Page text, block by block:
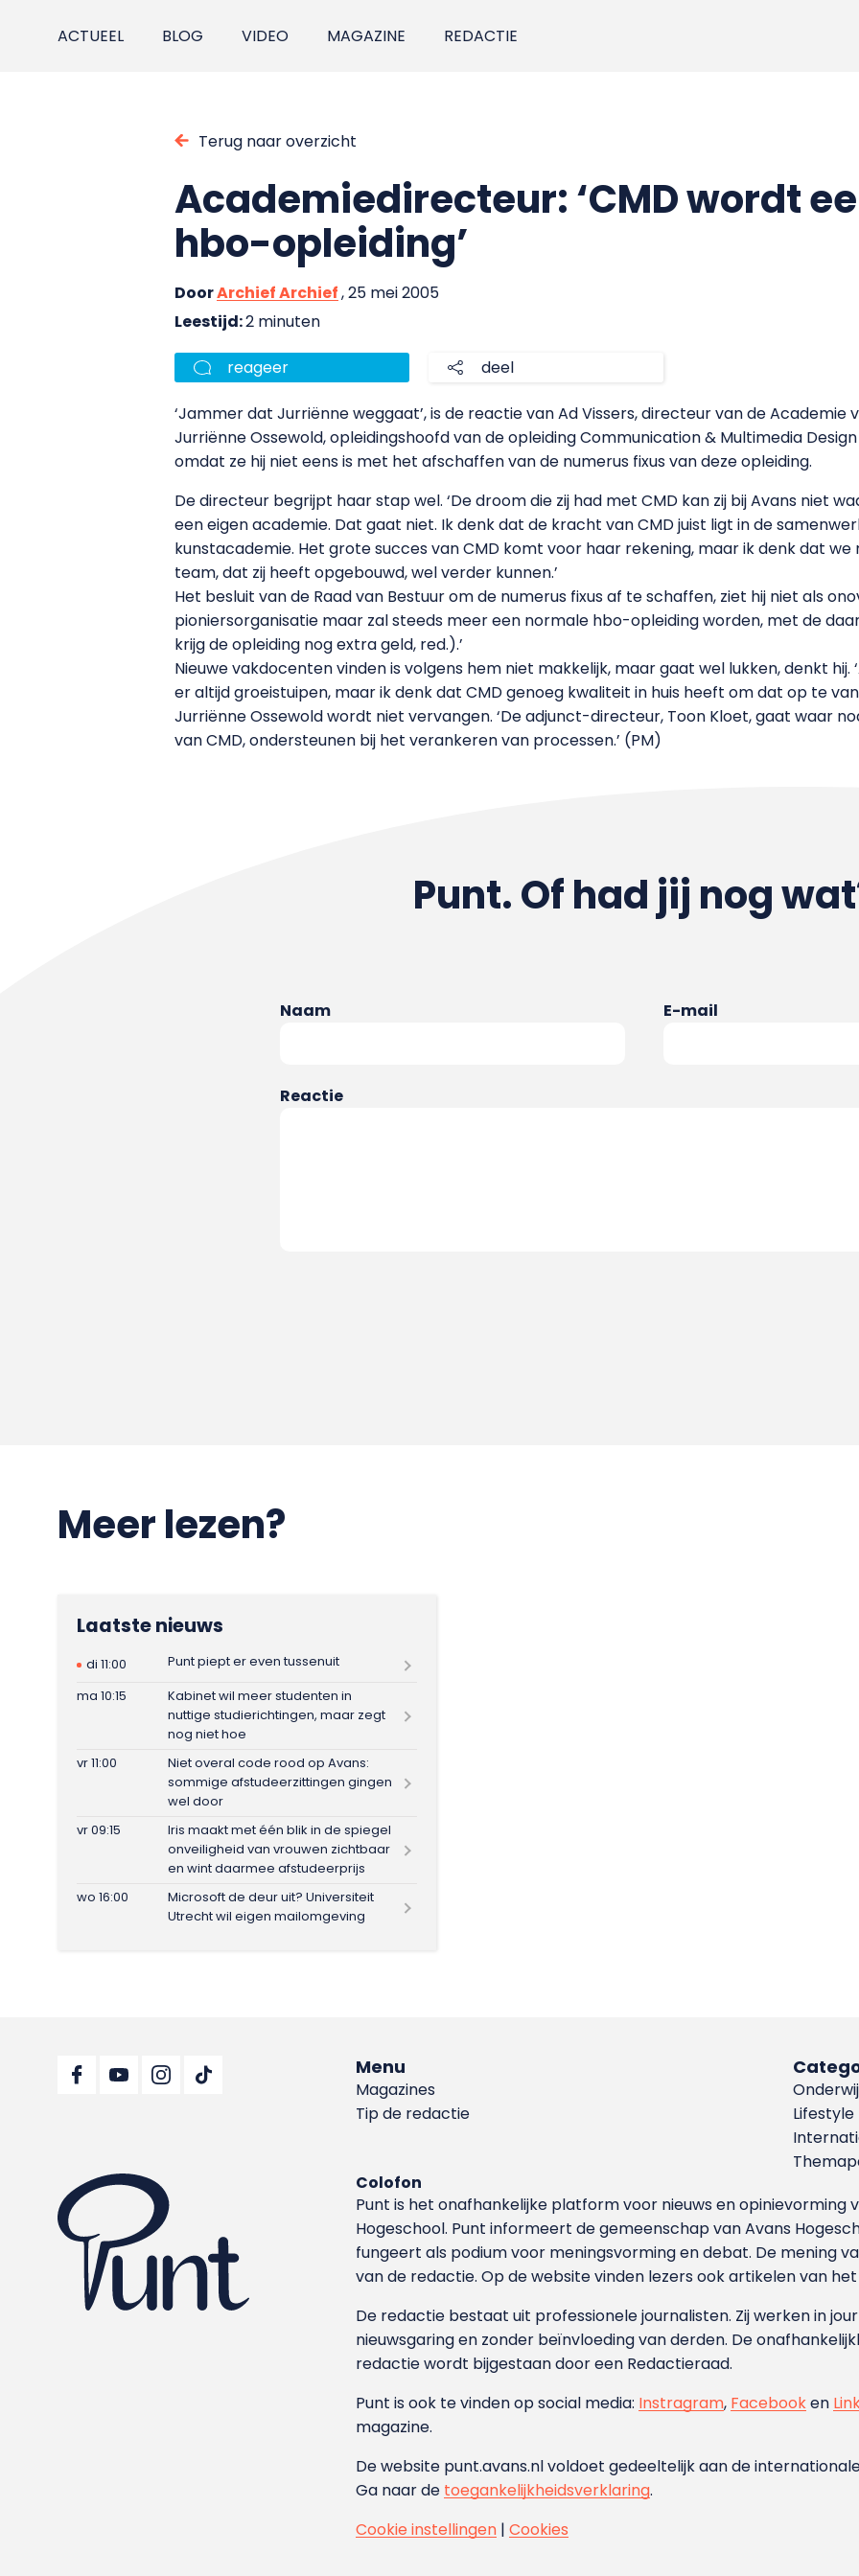
ACTUEEL BLOG VIDEO MAGAZINE REDACTIE
Terug naar overzicht
Academiedirecteur: ‘CMD wordt
hbo-opleiding’
DoorArchief Archief, 25 mei 2005
Leestijd:2 minuten
reageer deel
‘Jammer dat Jurriënne weggaat’, is de reactie van Ad Vissers, directeur van de Academie
Jurriënne Ossewold, opleidingshoofd van de opleiding Communication & Multimedia
omdat ze hij niet eens is met het afschaffen van de numerus fixus van deze opleiding.
De directeur begrijpt haar stap wel. ‘De droom die zij had met CMD kan zij bij Avans niet
een eigen academie. Dat gaat niet. Ik denk dat de kracht van CMD juist ligt in de
kunstacademie. Het grote succes van CMD komt voor haar rekening, maar ik denk dat
team, dat zij heeft opgebouwd, wel verder kunnen.’
Het besluit van de Raad van Bestuur om de numerus fixus af te schaffen, ziet hij niet als
pioniersorganisatie maar zal steeds meer een normale hbo-opleiding worden, met de
krijg de opleiding nog extra geld, red.).’
Nieuwe vakdocenten vinden is volgens hem niet makkelijk, maar gaat wel lukken, denkt hij.
er altijd groeistuipen, maar ik denk dat CMD genoeg kwaliteit in huis heeft om dat op te
Jurriënne Ossewold wordt niet vervangen. ‘De adjunct-directeur, Toon Kloet, gaat waar
van CMD, ondersteunen bij het verankeren van processen.’ (PM)
Punt. Of had jij nog
Naam E-mail
Reactie
Meer lezen?
Laatste nieuws
di 11:00
Punt piept er even tussenuit
ma 10:15
Kabinet wil meer studenten in
nuttige studierichtingen, maar zegt
nog niet hoe
vr 11:00
Niet overal code rood op Avans:
sommige afstudeerzittingen gingen
wel door
vr 09:15
Iris maakt met één blik in de spiegel
onveiligheid van vrouwen zichtbaar
en wint daarmee afstudeerprijs
wo 16:00
Microsoft de deur uit? Universiteit
Utrecht wil eigen mailomgeving
Menu
Magazines
Tip de redactie
Lifestyle
Colofon
Punt is het onafhankelijke platform voor nieuws en
Hoge­school. Punt informeert de gemeenschap van Avans
fungeert als podium voor meningsvorming en debat. De mening
van de redactie. Op de website vinden lezers ook artikelen van
De redactie bestaat uit professionele journalisten. Zij werken in
nieuwsgaring en zonder beïnvloeding van derden. De
redactie wordt bijgestaan door een Redactieraad.
Punt is ook te vinden op social media: Instragram, Facebooken
magazine.
De website punt.avans.nl voldoet gedeeltelijk aan de
Ga naar de toegankelijkheidsverklaring.
Cookie instellingen |Cookies